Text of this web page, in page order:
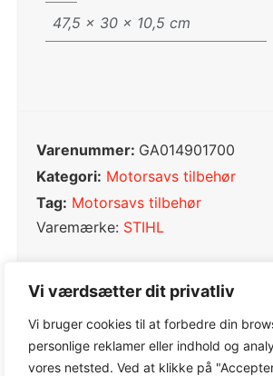
Vi værdsætter dit privatliv
Vi bruger cookies til at forbedre din
personlige reklamer eller indhold og
vores netsted. Ved at klikke på
47,5 × 30 × 10,5 cm
Varenummer: GA014901700
Kategori: Motorsavs tilbehør
Tag: Motorsavs tilbehør
Varemærke: STIHL
0,0